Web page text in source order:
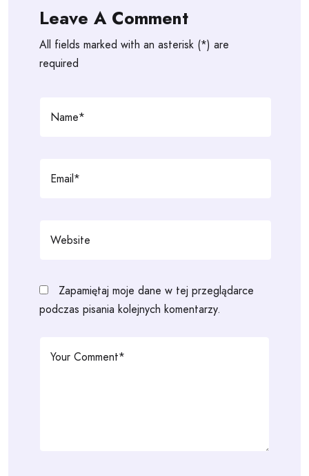
Leave A Comment
All fields marked with an asterisk (*) are
required
Zapamiętaj moje dane w tej przeglądarce
podczas pisania kolejnych komentarzy.